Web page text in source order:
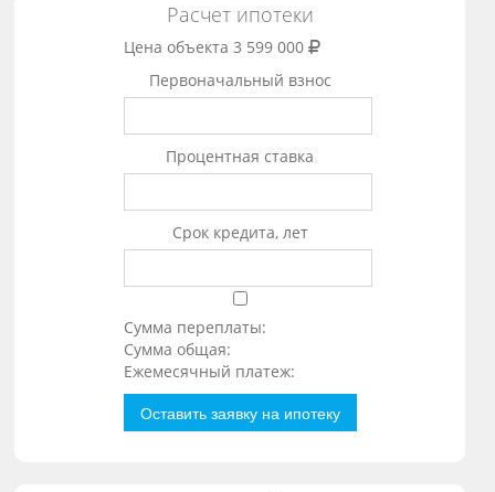
Расчет ипотеки
Цена объекта 3 599 000
Первоначальный взнос
Процентная ставка
Срок кредита, лет
Сумма переплаты:
Сумма общая:
Ежемесячный платеж:
Оставить заявку на ипотеку